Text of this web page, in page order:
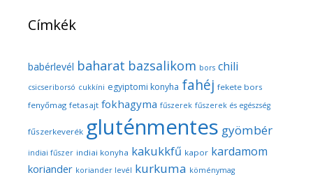
Címkék
babérlevél baharat bazsalikom bors chili
csicseriborsó cukkíni egyiptomi konyha fahéj fekete bors
fenyőmag fetasajt fokhagyma fűszerek fűszerek és egészség
fűszerkeverék gluténmentes gyömbér
indiai fűszer indiai konyha kakukkfű kapor kardamom
koriander koriander levél kurkuma köménymag